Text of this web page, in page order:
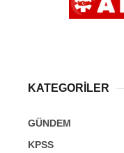
KATEGORİLER
GÜNDEM
KPSS